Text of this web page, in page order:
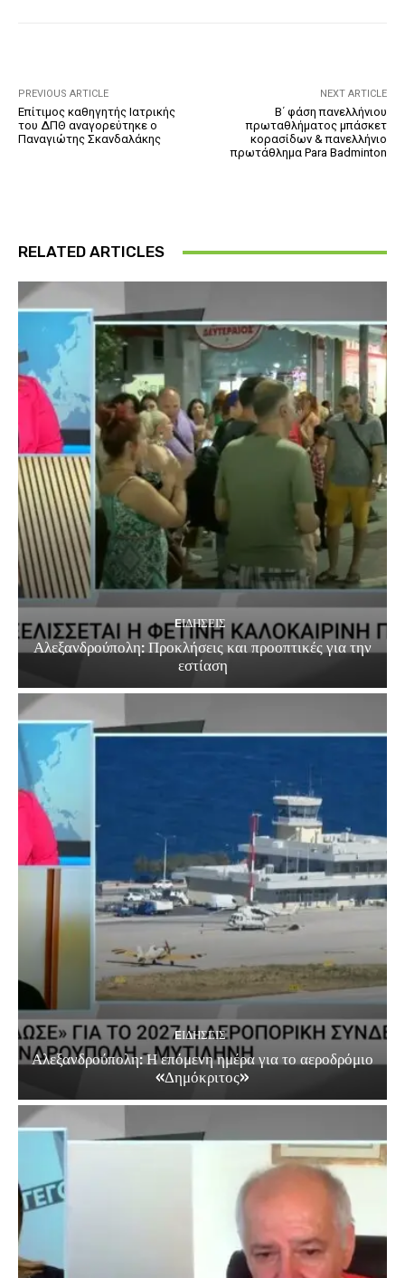
PREVIOUS ARTICLE
Επίτιμος καθηγητής Ιατρικής
του ΔΠΘ αναγορεύτηκε ο
Παναγιώτης Σκανδαλάκης
NEXT ARTICLE
Β΄ φάση πανελλήνιου
πρωταθλήματος μπάσκετ
κορασίδων & πανελλήνιο
πρωτάθλημα Para Badminton
RELATED ARTICLES
EΙΔΗΣΕΙΣ
Αλεξανδρούπολη: Προκλήσεις και προοπτικές για την
εστίαση
EΙΔΗΣΕΙΣ
Αλεξανδρούπολη: Η επόμενη ημέρα για το αεροδρόμιο
«Δημόκριτος»